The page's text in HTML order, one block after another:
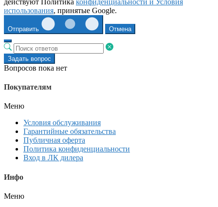
использования, принятые Google.
Отправить Отмена
Задать вопрос
Вопросов пока нет
Покупателям
Меню
Условия обслуживания
Гарантийные обязательства
Публичная оферта
Политика конфиденциальности
Вход в ЛК дилера
Инфо
Меню